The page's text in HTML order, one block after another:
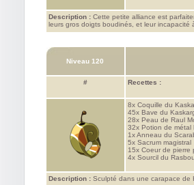
Description : Cette petite alliance est
leurs gros doigts boudinés, et leur incapacité
Niveau 120
# Recettes :
8x Coquille du
45x Bave du
28x Peau de Raul
32x Potion de métal
1xAnneau du
5x Sacrum magistral
15x Coeur de pierre
4x Sourcil du
Description : Sculpté dans une carapace de